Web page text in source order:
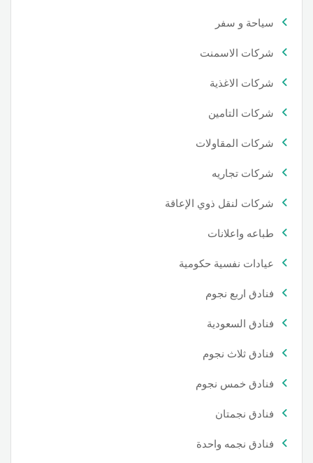
سياحة و سفر
شركات الاسمنت
شركات الاغذية
شركات التامين
شركات المقاولات
شركات تجاريه
شركات لنقل ذوي الإعاقة
طباعه واعلانات
عيادات نفسية حكومية
فنادق اربع نجوم
فنادق السعودية
فنادق ثلاث نجوم
فنادق خمس نجوم
فنادق نجمتان
فنادق نجمه واحدة